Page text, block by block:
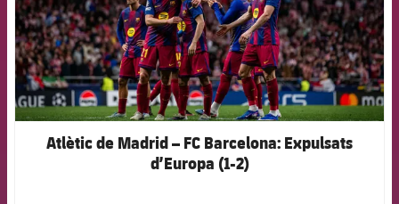
Atlètic de Madrid – FC Barcelona: Expulsats
d’Europa (1-2)